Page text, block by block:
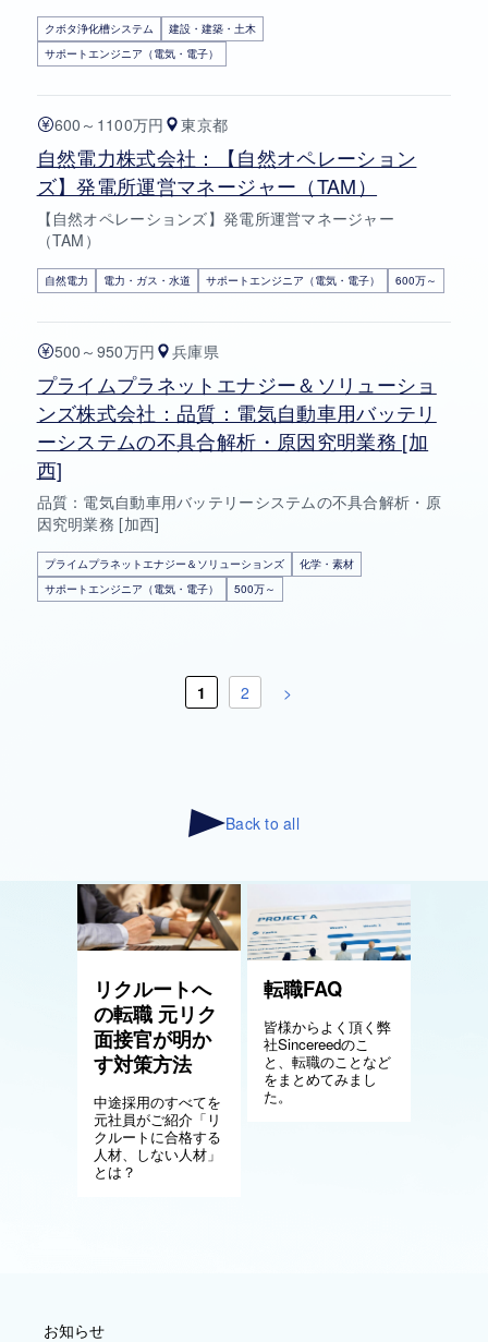
クボタ浄化槽システム
建設・建築・土木
サポートエンジニア（電気・電子）
600～1100万円 東京都
自然電力株式会社：【自然オペレーション
ズ】発電所運営マネージャー（TAM）
【自然オペレーションズ】発電所運営マネージャー
（TAM）
自然電力 電力・ガス・水道 サポートエンジニア（電気・電子） 600万～
500～950万円 兵庫県
プライムプラネットエナジー＆ソリューショ
ンズ株式会社：品質：電気自動車用バッテリ
ーシステムの不具合解析・原因究明業務 [加
西]
品質：電気自動車用バッテリーシステムの不具合解析・原
因究明業務 [加西]
プライムプラネットエナジー＆ソリューションズ
化学・素材
サポートエンジニア（電気・電子）
500万～
1 2 >
Back to all
リクルートへ
の転職 元リク
面接官が明か
す対策方法
中途採用のすべてを
元社員がご紹介「リ
クルートに合格する
人材、しない人材」
とは？
転職FAQ
皆様からよく頂く弊
社Sincereedのこ
と、転職のことなど
をまとめてみまし
た。
お知らせ